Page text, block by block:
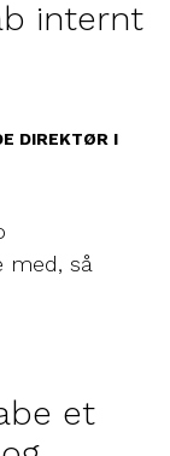
internt
DIREKTØR I
med, så
et